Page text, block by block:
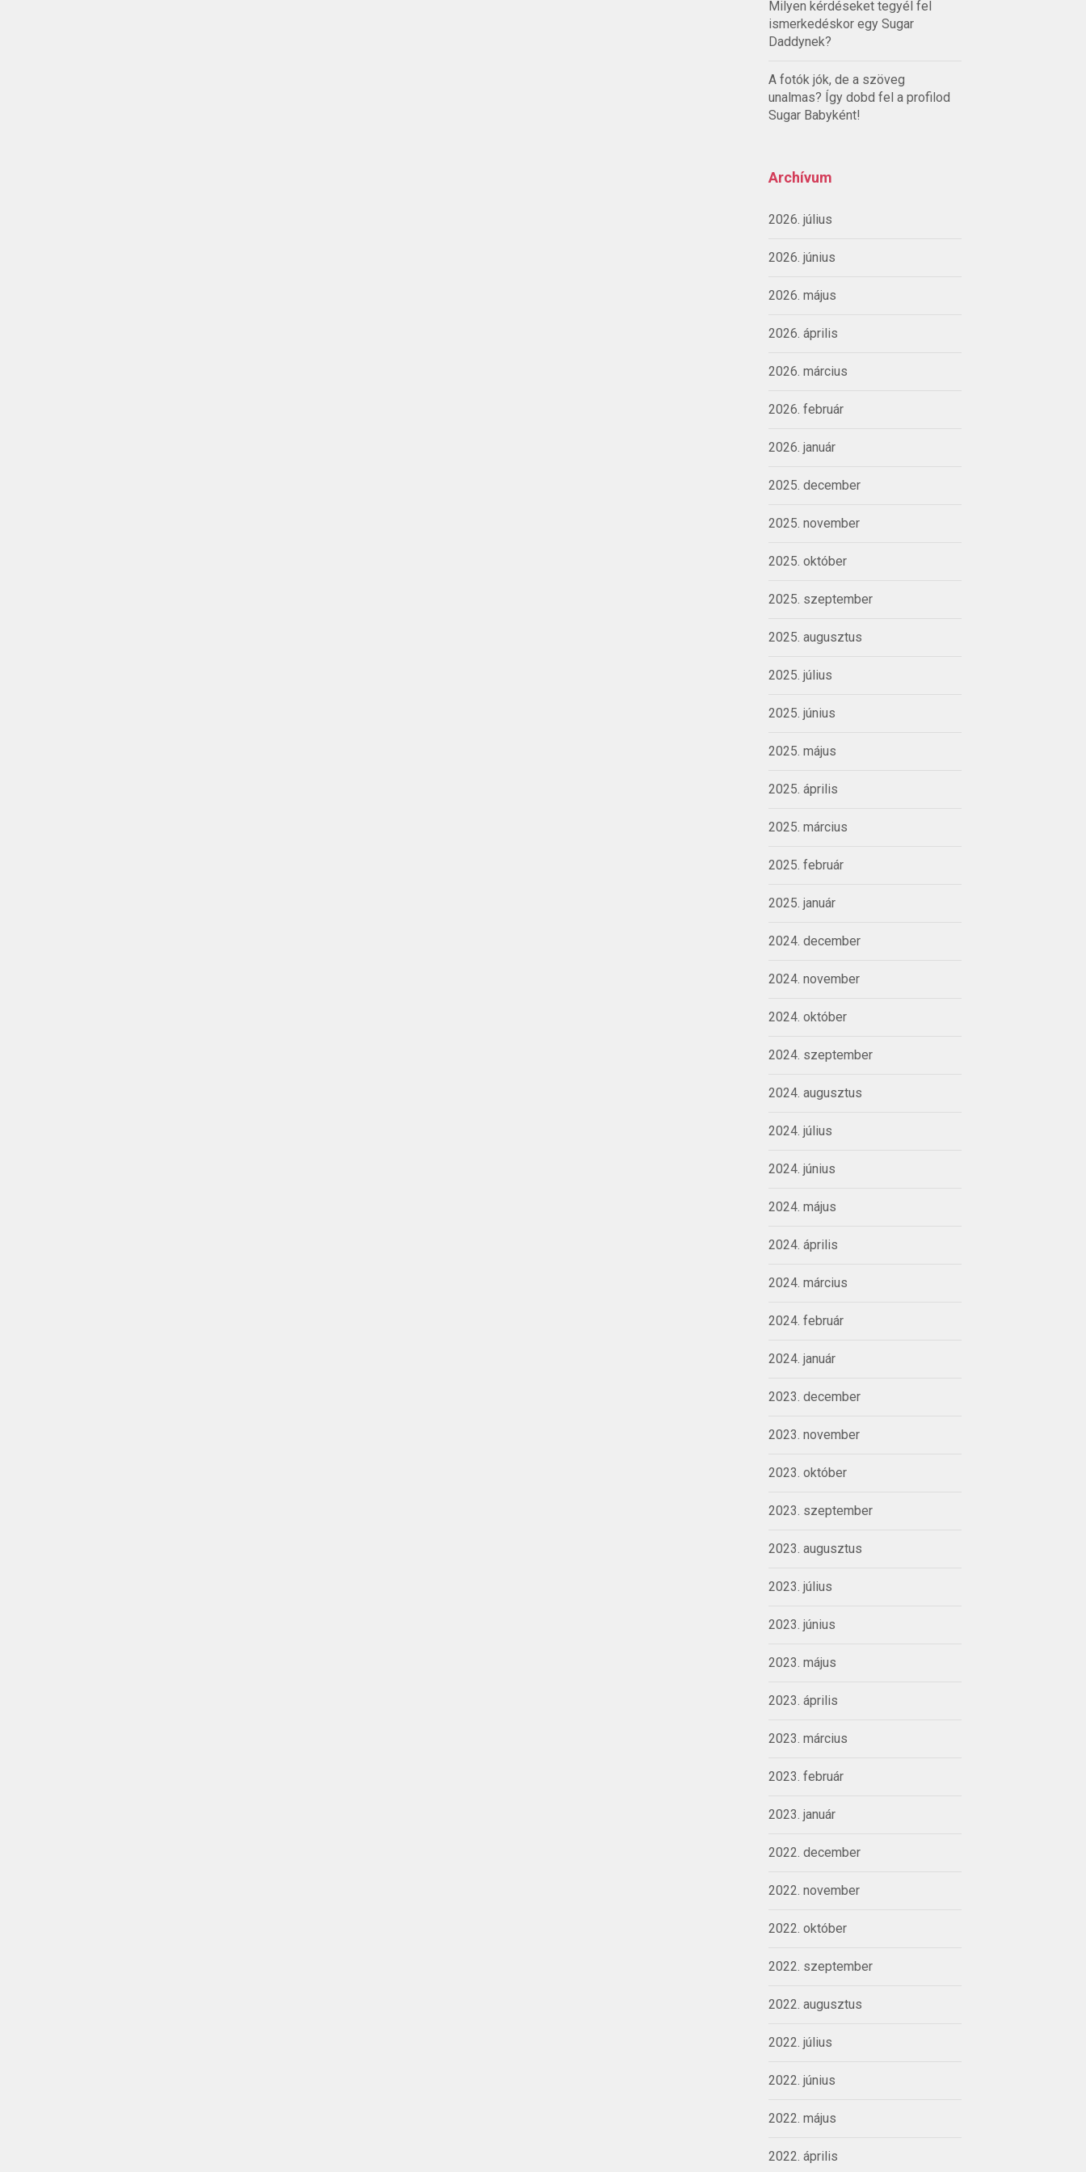
Milyen kérdéseket tegyél fel
ismerkedéskor egy Sugar
Daddynek?
A fotók jók, de a szöveg
unalmas? Így dobd fel a profilod
Sugar Babyként!
Archívum
2026. július
2026. június
2026. május
2026. április
2026. március
2026. február
2026. január
2025. december
2025. november
2025. október
2025. szeptember
2025. augusztus
2025. július
2025. június
2025. május
2025. április
2025. március
2025. február
2025. január
2024. december
2024. november
2024. október
2024. szeptember
2024. augusztus
2024. július
2024. június
2024. május
2024. április
2024. március
2024. február
2024. január
2023. december
2023. november
2023. október
2023. szeptember
2023. augusztus
2023. július
2023. június
2023. május
2023. április
2023. március
2023. február
2023. január
2022. december
2022. november
2022. október
2022. szeptember
2022. augusztus
2022. július
2022. június
2022. május
2022. április